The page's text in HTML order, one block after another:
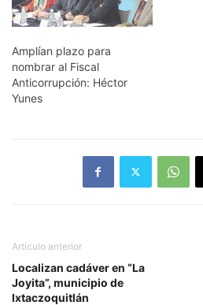
Congreso local y que
local anticorrupción, el
presidente de la…
Amplían plazo para
nombrar al Fiscal
Anticorrupción: Héctor
Yunes
Artículo anterior
Localizan cadáver en “La
Joyita”, municipio de
Ixtaczoquitlán